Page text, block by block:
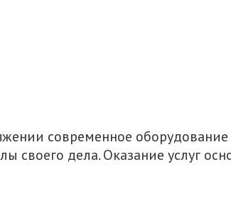
современное
своего дела. Оказание услуг